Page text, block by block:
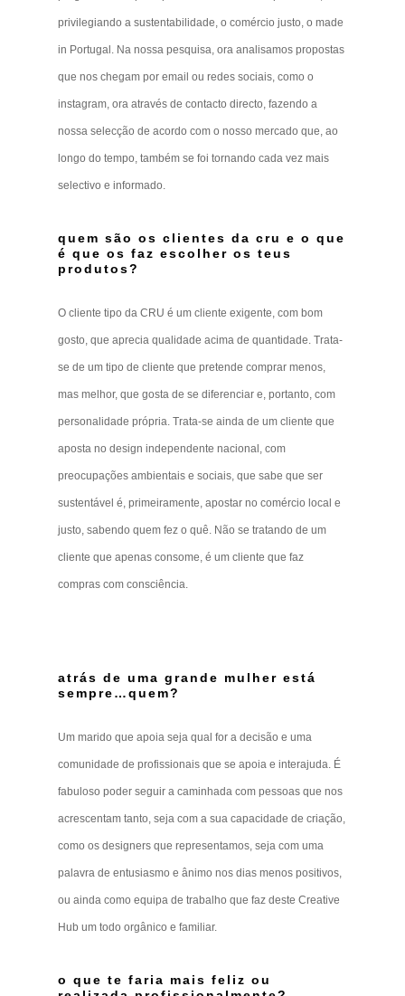
privilegiando a sustentabilidade, o comércio justo, o made
in Portugal. Na nossa pesquisa, ora analisamos propostas
que nos chegam por email ou redes sociais, como o
instagram, ora através de contacto directo, fazendo a
nossa selecção de acordo com o nosso mercado que, ao
longo do tempo, também se foi tornando cada vez mais
selectivo e informado.
quem são os clientes da cru e o que
é que os faz escolher os teus
produtos?
O cliente tipo da CRU é um cliente exigente, com bom
gosto, que aprecia qualidade acima de quantidade. Trata-
se de um tipo de cliente que pretende comprar menos,
mas melhor, que gosta de se diferenciar e, portanto, com
personalidade própria. Trata-se ainda de um cliente que
aposta no design independente nacional, com
preocupações ambientais e sociais, que sabe que ser
sustentável é, primeiramente, apostar no comércio local e
justo, sabendo quem fez o quê. Não se tratando de um
cliente que apenas consome, é um cliente que faz
compras com consciência.
atrás de uma grande mulher está
sempre…quem?
Um marido que apoia seja qual for a decisão e uma
comunidade de profissionais que se apoia e interajuda. É
fabuloso poder seguir a caminhada com pessoas que nos
acrescentam tanto, seja com a sua capacidade de criação,
como os designers que representamos, seja com uma
palavra de entusiasmo e ânimo nos dias menos positivos,
ou ainda como equipa de trabalho que faz deste Creative
Hub um todo orgânico e familiar.
o que te faria mais feliz ou